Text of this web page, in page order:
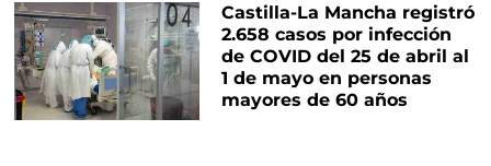
Castilla-La Mancha registró
2.658 casos por infección
de COVID del 25 de abril al
1 de mayo en personas
mayores de 60 años